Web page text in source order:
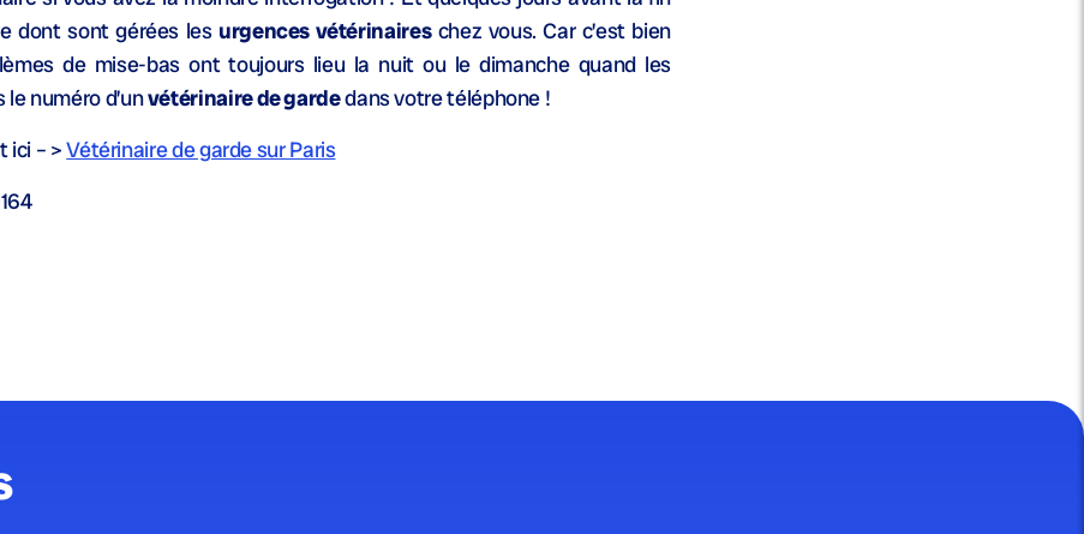
dont sont gérées les urgences vétérinaireschez vous. Car c’est bien
de mise-bas ont toujours lieu la nuit ou le dimanche quand les
numéro d’unvétérinaire de gardedans votre téléphone !
ici – >Vétérinaire de garde sur Paris